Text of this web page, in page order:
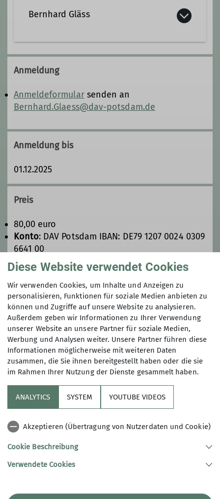
Bernhard Gläss
0171 6871090
Bernhard.Glaess@dav-
potsdam.de
Qualifikationen
Ämter
Versicherungsverwaltung
Anmeldung
Anmeldeformularsenden an
Bernhard.Glaess@dav-potsdam.de
Anmeldung bis
01.12.2025
Preis
80,00 euro
Konto: DAV Potsdam IBAN: DE79 1207 0024 0309
6641 00
Verwendungszweck
: FT02-2026 Skitourenwoche
vorname name
Maximale Teilnehmeranzahl
6
Sektion
Aktuelles
14482 Potsdam
Diese Website verwendet Cookies
Wir verwenden Cookies, um Inhalte und Anzeigen zu
personalisieren, Funktionen für soziale Medien anbieten zu
können und Zugriffe auf unsere Website zu analysieren.
Außerdem geben wir Informationen zu Ihrer Verwendung
unserer Website an unsere Partner für soziale Medien,
Werbung und Analysen weiter. Unsere Partner führen diese
Informationen möglicherweise mit weiteren Daten
zusammen, die Sie ihnen bereitgestellt haben oder die sie
im Rahmen Ihrer Nutzung der Dienste gesammelt haben.
ANALYTICS SYSTEM YOUTUBE VIDEOS
Akzeptieren (Übertragung von Nutzerdaten und Cookie)
Cookie Beschreibung
Verwendete Cookies